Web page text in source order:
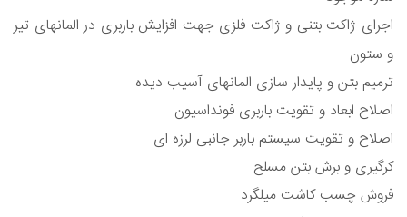
اجرای ژاکت بتنی و ژاکت فلزی جهت افزایش باربری در المانهای تیر
و ستون
ترمیم بتن و پایدار سازی المانهای آسیب دیده
اصلاح ابعاد و تقویت باربری فونداسیون
اصلاح و تقویت سیستم باربر جانبی لرزه ای
کرگیری و برش بتن مسلح
فروش چسب کاشت میلگرد